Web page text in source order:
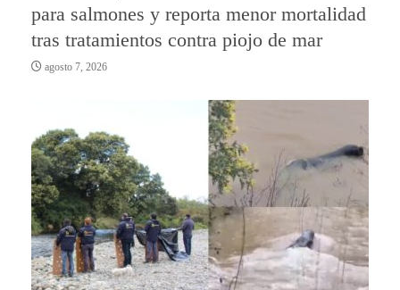
para salmones y reporta menor mortalidad
tras tratamientos contra piojo de mar
agosto 7, 2026